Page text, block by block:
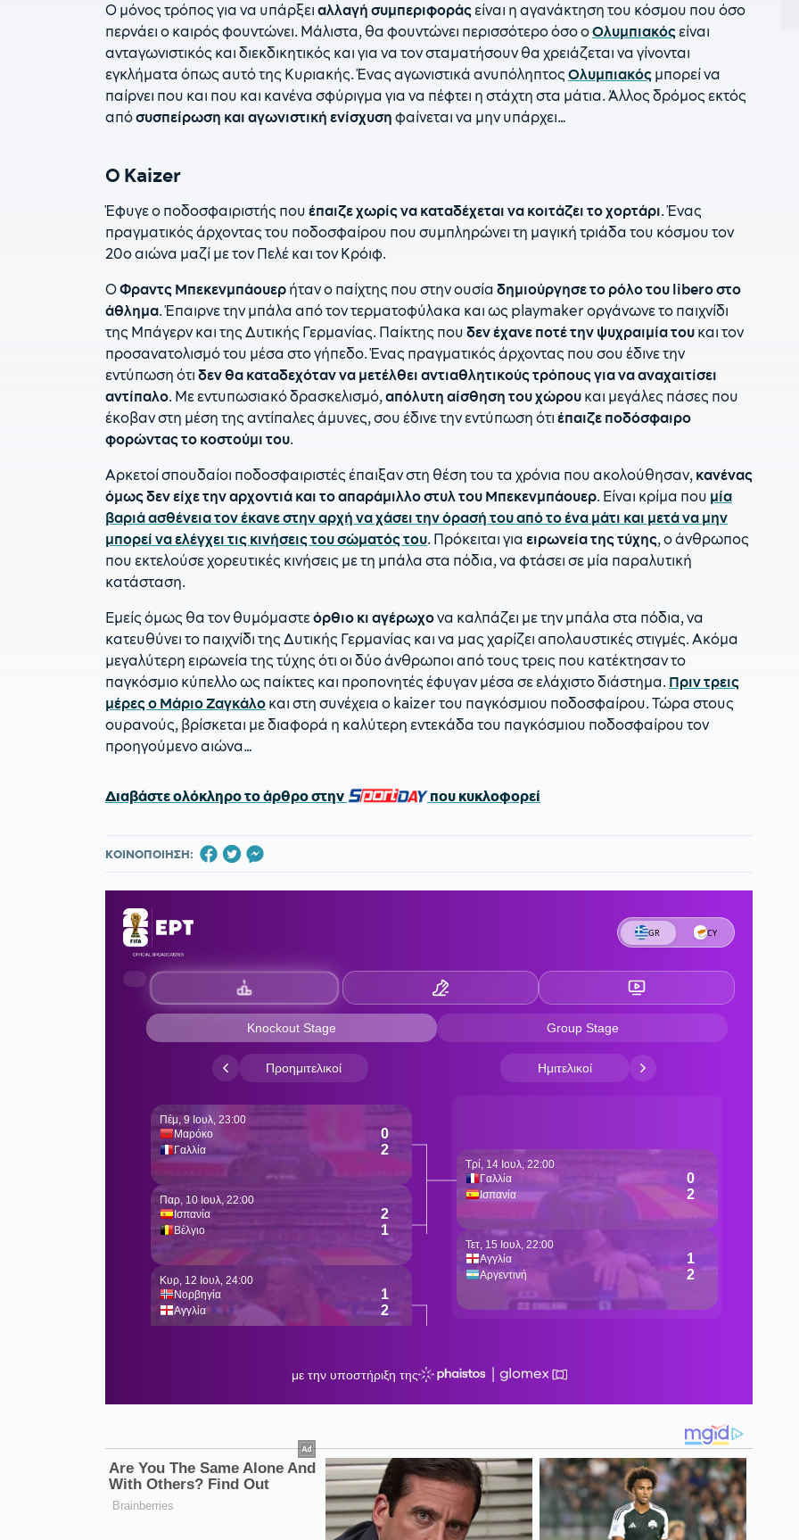
Ο μόνος τρόπος για να υπάρξει αλλαγή συμπεριφοράςείναι η αγανάκτηση του κόσμου που όσο
περνάει ο καιρός φουντώνει. Mάλιστα, θα φουντώνει περισσότερο όσο οΟλυμπιακόςείναι
ανταγωνιστικός και διεκδικητικός και για να τον σταματήσουν θα χρειάζεται να γίνονται
εγκλήματα όπως αυτό της Κυριακής. Ένας αγωνιστικά ανυπόληπτος Ολυμπιακός μπορεί να
παίρνει που και που και κανένα σφύριγμα για να πέφτει η στάχτη στα μάτια. Άλλος δρόμος εκτός
απόσυσπείρωση και αγωνιστική ενίσχυση φαίνεται να μην υπάρχει…
Ο Kaizer
Έφυγε ο ποδοσφαιριστής που έπαιζε χωρίς να καταδέχεται να κοιτάζει το χορτάρι. Ένας
πραγματικός άρχοντας του ποδοσφαίρου που συμπληρώνει τη μαγική τριάδα του κόσμου τον
20ο αιώνα μαζί με τον Πελέ και τον Κρόιφ.
ΟΦραντς Μπεκενμπάουερ ήταν ο παίχτης που στην ουσία δημιούργησε το ρόλο του libero στο
άθλημα. Έπαιρνε την μπάλα από τον τερματοφύλακα και ως playmaker οργάνωνε το παιχνίδι
της Μπάγερν και της Δυτικής Γερμανίας. Παίκτης που δεν έχανε ποτέ την ψυχραιμία του και τον
προσανατολισμό του μέσα στο γήπεδο. Ένας πραγματικός άρχοντας που σου έδινε την
εντύπωση ότι δεν θα καταδεχόταν να μετέλθει αντιαθλητικούς τρόπους για να αναχαιτίσει
αντίπαλο. Με εντυπωσιακό δρασκελισμό, απόλυτη αίσθηση του χώρου και μεγάλες πάσες που
έκοβαν στη μέση της αντίπαλες άμυνες, σου έδινε την εντύπωση ότι έπαιζε ποδόσφαιρο
φορώντας το κοστούμι του.
Αρκετοί σπουδαίοι ποδοσφαιριστές έπαιξαν στη θέση του τα χρόνια που ακολούθησαν, κανένας
όμως δεν είχε την αρχοντιά και το απαράμιλλο στυλ του Μπεκενμπάουερ. Είναι κρίμα που μία
βαριά ασθένεια τον έκανε στην αρχή να χάσει την όρασή του από το ένα μάτι και μετά να μην
μπορεί να ελέγχει τις κινήσεις του σώματός του. Πρόκειται για ειρωνεία της τύχης, ο άνθρωπος
που εκτελούσε χορευτικές κινήσεις με τη μπάλα στα πόδια, να φτάσει σε μία παραλυτική
κατάσταση.
Εμείς όμως θα τον θυμόμαστεόρθιο κι αγέρωχονα καλπάζει με την μπάλα στα πόδια, να
κατευθύνει το παιχνίδι της Δυτικής Γερμανίας και να μας χαρίζει απολαυστικές στιγμές. Ακόμα
μεγαλύτερη ειρωνεία της τύχης ότι οι δύο άνθρωποι από τους τρεις που κατέκτησαν το
παγκόσμιο κύπελλο ως παίκτες και προπονητές έφυγαν μέσα σε ελάχιστο διάστημα. Πριν τρεις
μέρες ο Μάριο Ζαγκάλο και στη συνέχεια ο kaizer του παγκόσμιου ποδοσφαίρου. Τώρα στους
ουρανούς, βρίσκεται με διαφορά η καλύτερη εντεκάδα του παγκόσμιου ποδοσφαίρου τον
προηγούμενο αιώνα…
Διαβάστε ολόκληρο το άρθρο στην SPORTDAY που κυκλοφορεί
ΚΟΙΝΟΠΟΙΗΣΗ: